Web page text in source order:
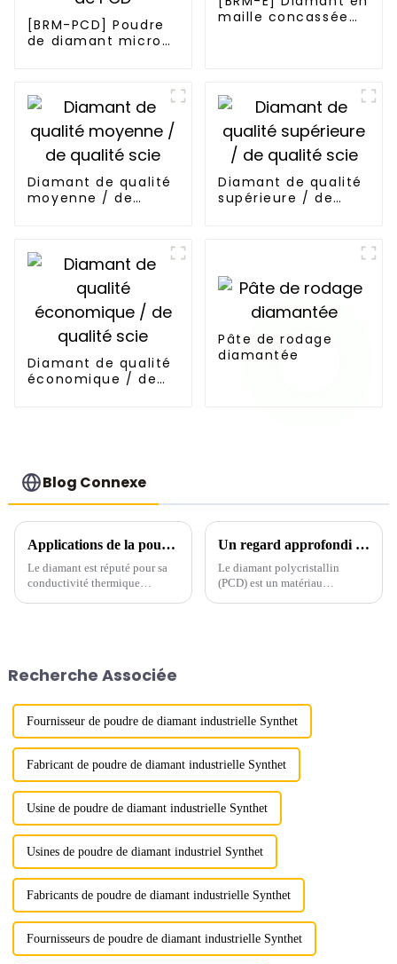
[BRM-PCD] Poudre
de diamant micron
maille concassée
Diamant de qualité
moyenne / de
Diamant de qualité
supérieure / de
Diamant de qualité
économique / de
Pâte de rodage
diamantée
Blog Connexe
Applications de la poudre de diamant industrielle pour la conductivité thermique
Le diamant est réputé pour sa
conductivité thermique
broyage fin du diamant,...
Un regard approfondi sur le diamant polycristallin : propriétés, synthèse et applications
Le diamant polycristallin
(PCD) est un matériau
Recherche Associée
Fournisseur de poudre de diamant industrielle Synthet
Fabricant de poudre de diamant industrielle Synthet
Usine de poudre de diamant industrielle Synthet
Usines de poudre de diamant industriel Synthet
Fabricants de poudre de diamant industrielle Synthet
Fournisseurs de poudre de diamant industrielle Synthet